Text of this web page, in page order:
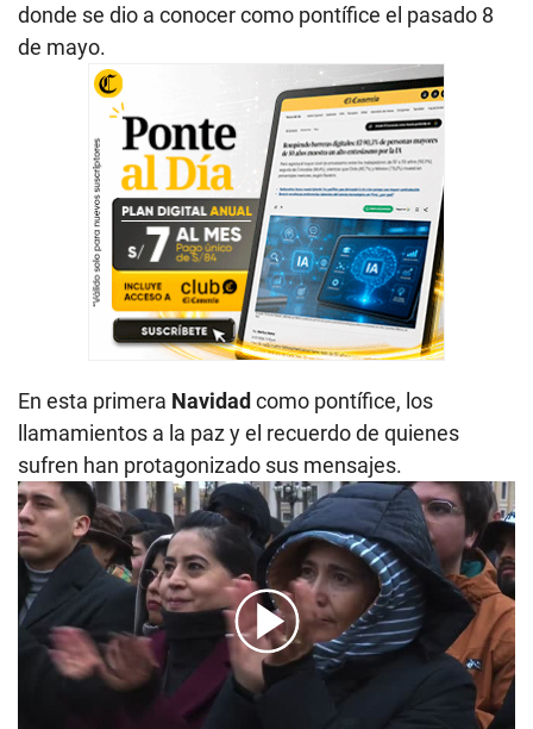
donde se dio a conocer como pontífice el pasado 8
de mayo.
En esta primera Navidadcomo pontífice, los
llamamientos a la paz y el recuerdo de quienes
sufren han protagonizado sus mensajes.